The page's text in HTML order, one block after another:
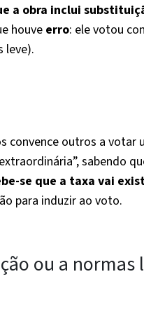
a obra inclui
houve erro: ele votou
leve).
convence outros a votar
sabendo
se que a taxa vai
para induzir ao voto.
ou a normas